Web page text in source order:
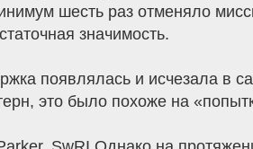
шесть раз отменяло
значимость.
появлялась и исчезала в
это было похоже на